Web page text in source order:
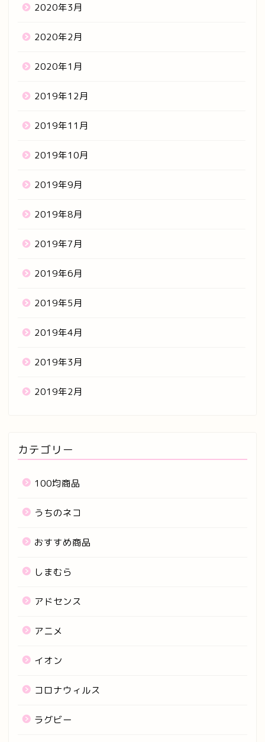
2020年3月
2020年2月
2020年1月
2019年12月
2019年11月
2019年10月
2019年9月
2019年8月
2019年7月
2019年6月
2019年5月
2019年4月
2019年3月
2019年2月
カテゴリー
100均商品
うちのネコ
おすすめ商品
しまむら
アドセンス
アニメ
イオン
コロナウィルス
ラグビー